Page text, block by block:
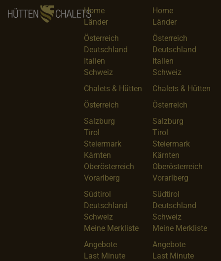
Home
Länder
Österreich
Deutschland
Italien
Schweiz
Chalets & Hütten
Österreich
Salzburg
Tirol
Steiermark
Kärnten
Oberösterreich
Vorarlberg
Südtirol
Deutschland
Schweiz
Meine Merkliste
Angebote
Last Minute
Home
Länder
Österreich
Deutschland
Italien
Schweiz
Chalets & Hütten
Österreich
Salzburg
Tirol
Steiermark
Kärnten
Oberösterreich
Vorarlberg
Südtirol
Deutschland
Schweiz
Meine Merkliste
Angebote
Last Minute